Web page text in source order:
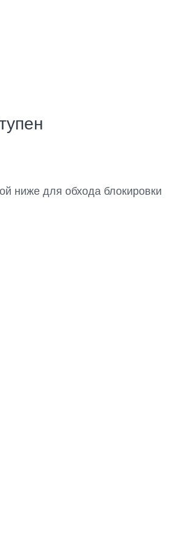
ниже для обхода блокировки